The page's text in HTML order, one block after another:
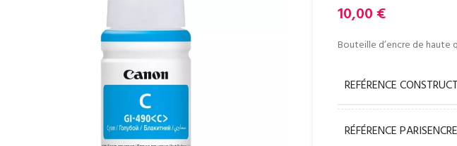
10,00 €
Bouteille d’encre de haute
REFÉRENCE
RÉFÉRENCE PARISENCRE